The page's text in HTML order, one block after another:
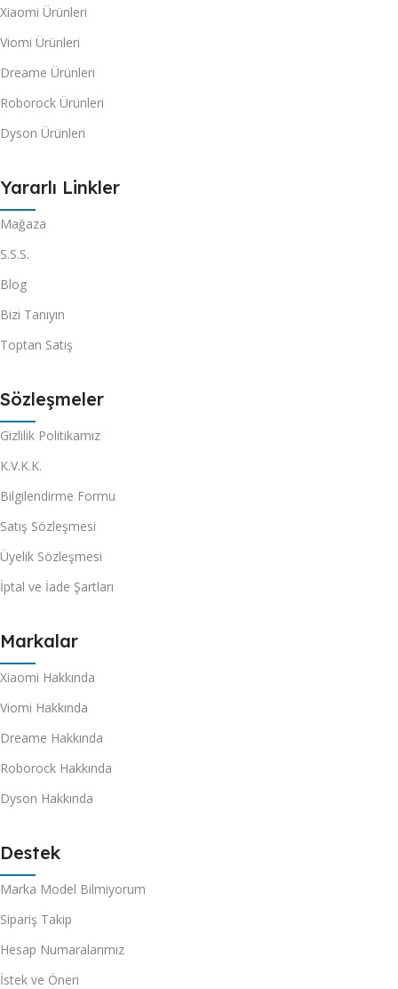
Xiaomi Ürünleri
Viomi Ürünleri
Dreame Ürünleri
Roborock Ürünleri
Dyson Ürünleri
Yararlı Linkler
Mağaza
S.S.S.
Blog
Bizi Tanıyın
Toptan Satış
Sözleşmeler
Gizlilik Politikamız
K.V.K.K.
Bilgilendirme Formu
Satış Sözleşmesi
Üyelik Sözleşmesi
İptal ve İade Şartları
Markalar
Xiaomi Hakkında
Viomi Hakkında
Dreame Hakkında
Roborock Hakkında
Dyson Hakkında
Destek
Marka Model Bilmiyorum
Sipariş Takip
Hesap Numaralarımız
İstek ve Öneri